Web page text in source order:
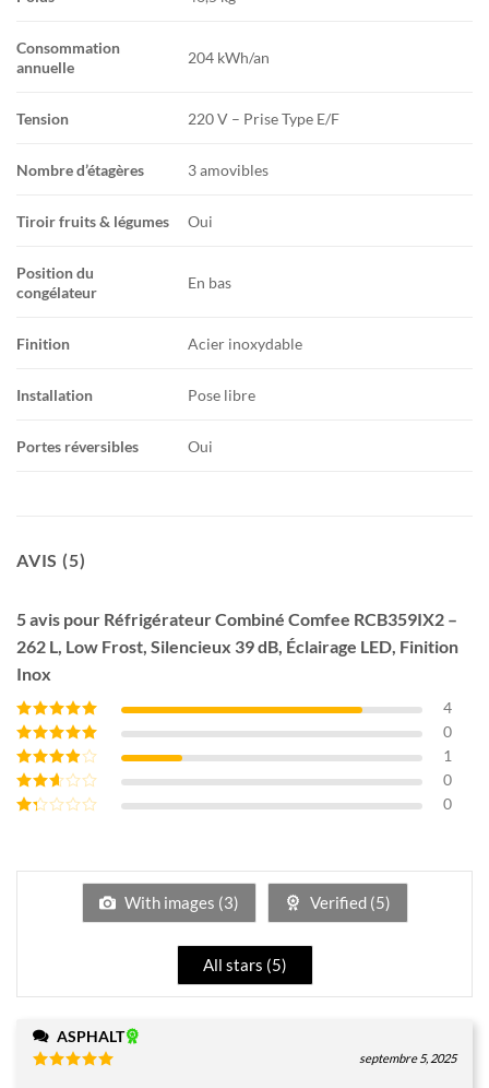
Consommation
annuelle
204 kWh/an
Tension 220 V – Prise Type E/F
Nombre d’étagères 3 amovibles
Tiroir fruits & légumes Oui
Position du
congélateur
En bas
Finition Acier inoxydable
Installation Pose libre
Portes réversibles Oui
AVIS (5)
5 avis pour Réfrigérateur Combiné Comfee RCB359IX2 –
262 L, Low Frost, Silencieux 39 dB, Éclairage LED, Finition
Inox
Note5sur 5
4
Note4sur
5
0
Note3
sur 5
1
Note
0
5
0
With images (3) Verified (5)
All stars (5)
ASPHALT
septembre 5, 2025